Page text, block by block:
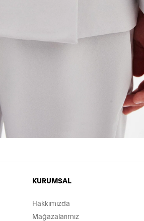
KURUMSAL
Hakkımızda
Mağazalarımız